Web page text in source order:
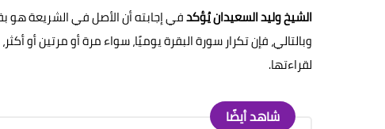
الشيخ وليد السعيدان يُؤكدفي إجابته أن الأصل في الشريعة هو
وبالتالي، فإن تكرار سورة البقرة يوميًا، سواء مرة أو مرتين أو
لقراءتها.
شاهد أيضًا